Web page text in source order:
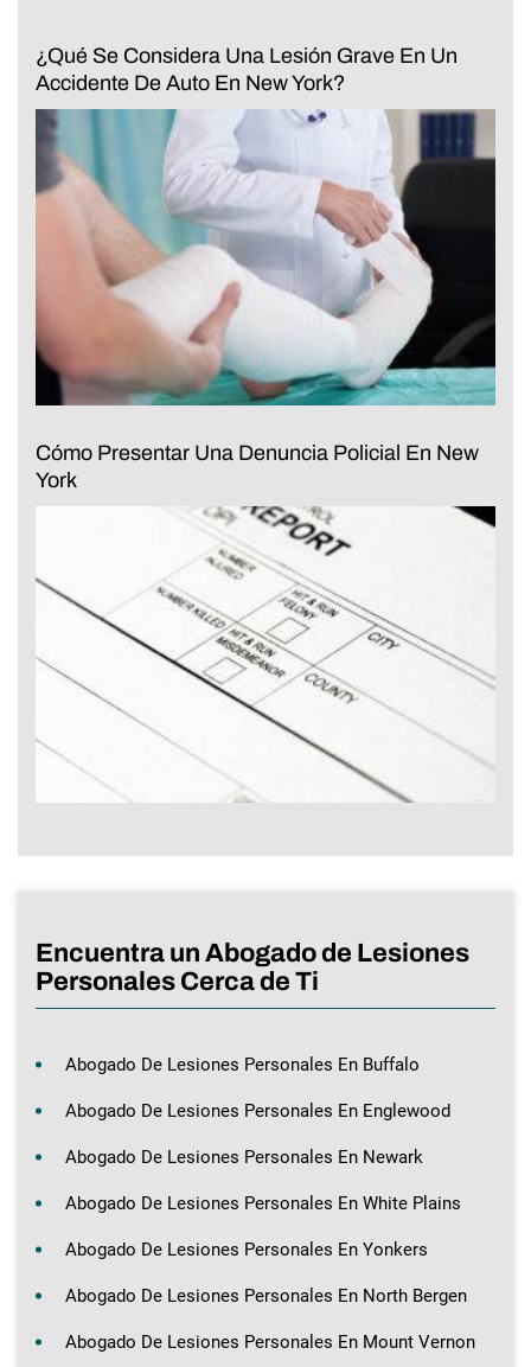
¿Qué Se Considera Una Lesión Grave En Un
Accidente De Auto En New York?
Cómo Presentar Una Denuncia Policial En New
York
Encuentra un Abogado de Lesiones
Personales Cerca de Ti
Abogado De Lesiones Personales En Buffalo
Abogado De Lesiones Personales En Englewood
Abogado De Lesiones Personales En Newark
Abogado De Lesiones Personales En White Plains
Abogado De Lesiones Personales En Yonkers
Abogado De Lesiones Personales En North Bergen
Abogado De Lesiones Personales En Mount Vernon